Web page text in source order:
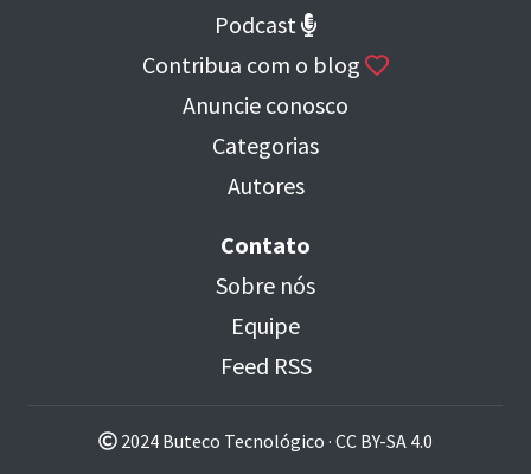
Podcast
Contribua com o blog
Anuncie conosco
Categorias
Autores
Contato
Sobre nós
Equipe
Feed RSS
2024 Buteco Tecnológico · CC BY-SA 4.0